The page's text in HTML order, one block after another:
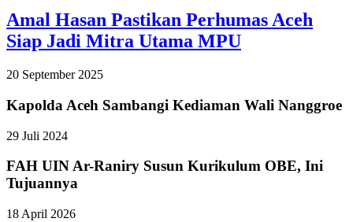
Amal Hasan Pastikan Perhumas Aceh
Siap Jadi Mitra Utama MPU
20 September 2025
Kapolda Aceh Sambangi Kediaman Wali Nanggroe
29 Juli 2024
FAH UIN Ar-Raniry Susun Kurikulum OBE, Ini
Tujuannya
18 April 2026